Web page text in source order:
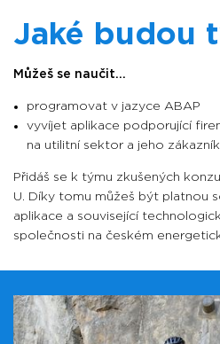
Jaké budou
Můžeš se naučit...
programovat v jazyce ABAP
vyvíjet aplikace podporující
na utilitní sektor a jeho
Přidáš se k týmu zkušených
U. Díky tomu můžeš být platnou
aplikace a související
společnosti na českém